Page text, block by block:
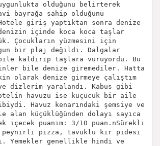
olduğunu belirterek
bayrağa sahip olduğunu
giriş yaptıktan sonra denize
içinde koca koca taşlar
Çocukların yüzmesini için
bir plaj değildi. Dalgalar
kaldırıp taşlara vuruyordu. Bu
bile denize giremediler. Hatta
olarak denize girmeye çalıştım
dizlerim yaralandı. Kabus gibi
havuzu ise küçücük bir aile
Havuz kenarındaki şemsiye ve
alan küçüklüğünden dolayı sayıca
içecek puanım: 3/10 puan.nSürekli
pizza, tavuklu kır pidesi
Yemekler genellikle hindi ve